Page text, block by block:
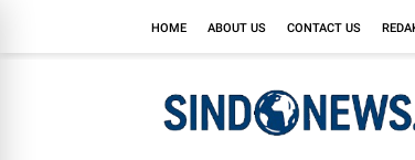
HOME ABOUT US CONTACT US